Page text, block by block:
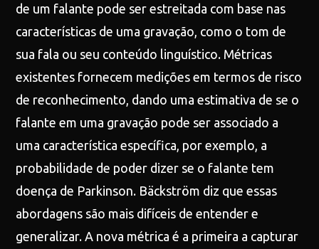
de um falante pode ser estreitada com base nas
características de uma gravação, como o tom de
sua fala ou seu conteúdo linguístico. Métricas
existentes fornecem medições em termos de risco
de reconhecimento, dando uma estimativa de se o
falante em uma gravação pode ser associado a
uma característica específica, por exemplo, a
probabilidade de poder dizer se o falante tem
doença de Parkinson. Bäckström diz que essas
abordagens são mais difíceis de entender e
generalizar. A nova métrica é a primeira a capturar